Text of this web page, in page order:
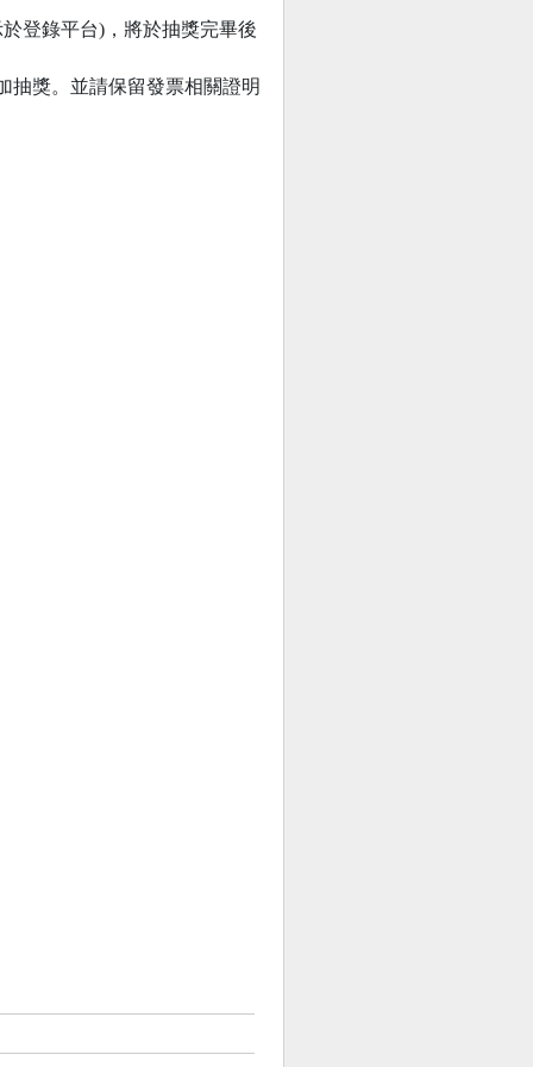
登錄平台)，將於抽獎完畢後
抽獎。並請保留發票相關證明